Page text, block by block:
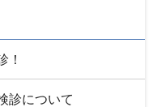
！
診について